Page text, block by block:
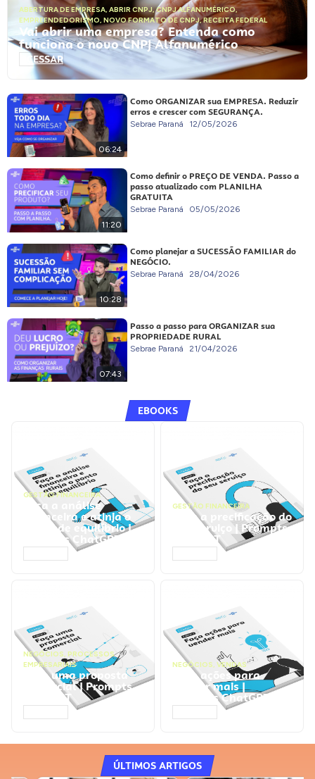
ABERTURA DE EMPRESA, ABRIR CNPJ,CNPJ ALFANUMÉRICO,
EMPREENDEDORISMO, NOVO FORMATO DE CNPJ,RECEITA FEDERAL
Vai abrir uma empresa? Entenda como
funciona o novo CNPJ Alfanumérico
ACESSAR
06:24
Como ORGANIZAR sua EMPRESA. Reduzir
erros e crescer com SEGURANÇA.
Sebrae Paraná 12/05/2026
11:20
Como definir o PREÇO DE VENDA. Passo a
passo atualizado com PLANILHA
GRATUITA
Sebrae Paraná 05/05/2026
10:28
Como planejar a SUCESSÃO FAMILIAR do
NEGÓCIO.
Sebrae Paraná 28/04/2026
07:43
Passo a passo para ORGANIZAR sua
PROPRIEDADE RURAL
Sebrae Paraná 21/04/2026
EBOOKS
GESTÃO FINANCEIRA
Faça a análise
financeira e atinja o
ponto de equilíbrio |
Prompts ChatGPT
GESTÃO FINANCEIRA
Faça a precificação do
seu serviço | Prompts
ChatGPT
NEGÓCIOS, PROCESSOS
EMPRESARIAIS
Faça uma proposta
comercial | Prompts
ChatGPT
NEGÓCIOS, VENDAS
Faça ações para
vender mais |
Prompts ChatGPT
ÚLTIMOS ARTIGOS